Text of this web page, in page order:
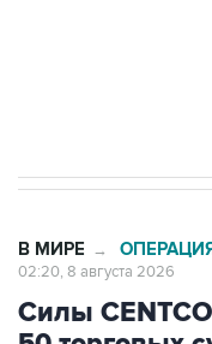
В МИРЕ →
02:20, 8 августа 2026
Силы